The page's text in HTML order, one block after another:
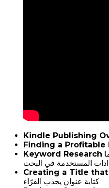
Kindle Publishing
Finding a Profitable
Keyword Research
المستخدمة في البحث
Creating a Title that
كتابة عنوان يجذب القرّاء